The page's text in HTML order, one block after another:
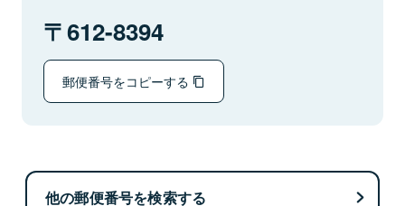
612-8394
郵便番号をコピーする
他の郵便番号を検索する